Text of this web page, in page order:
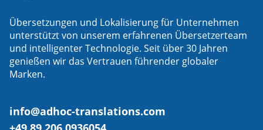
Übersetzungen und Lokalisierung für Unternehmen
unterstützt von unserem erfahrenen Übersetzerteam
und intelligenter Technologie. Seit über 30 Jahren
genießen wir das Vertrauen führender globaler
Marken.
info@adhoc-translations.com